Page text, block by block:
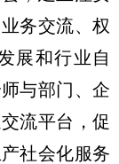
务交流、权
展和行业自
与部门、企
流平台，促
社会化服务